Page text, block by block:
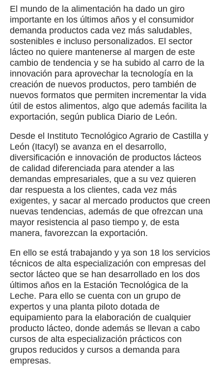
El mundo de la alimentación ha dado un giro
importante en los últimos años y el consumidor
demanda productos cada vez más saludables,
sostenibles e incluso personalizados. El sector
lácteo no quiere mantenerse al margen de este
cambio de tendencia y se ha subido al carro de la
innovación para aprovechar la tecnología en la
creación de nuevos productos, pero también de
nuevos formatos que permiten incrementar la vida
útil de estos alimentos, algo que además facilita la
exportación, según publica Diario de León.
Desde el Instituto Tecnológico Agrario de Castilla y
León (Itacyl) se avanza en el desarrollo,
diversificación e innovación de productos lácteos
de calidad diferenciada para atender a las
demandas empresariales, que a su vez quieren
dar respuesta a los clientes, cada vez más
exigentes, y sacar al mercado productos que creen
nuevas tendencias, además de que ofrezcan una
mayor resistencia al paso tiempo y, de esta
manera, favorezcan la exportación.
En ello se está trabajando y ya son 18 los servicios
técnicos de alta especialización con empresas del
sector lácteo que se han desarrollado en los dos
últimos años en la Estación Tecnológica de la
Leche. Para ello se cuenta con un grupo de
expertos y una planta piloto dotada de
equipamiento para la elaboración de cualquier
producto lácteo, donde además se llevan a cabo
cursos de alta especialización prácticos con
grupos reducidos y cursos a demanda para
empresas.